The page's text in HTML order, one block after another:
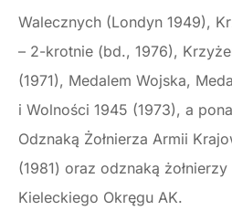
Walecznych (Londyn 1949),
– 2-krotnie (bd., 1976),
(1971), Medalem Wojska,
i Wolności 1945 (1973), a
Odznaką Żołnierza Armii
(1981) oraz odznaką
Kieleckiego Okręgu AK.